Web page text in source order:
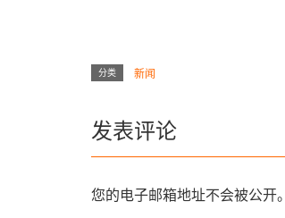
分类 新闻
发表评论
您的电子邮箱地址不会被公开。